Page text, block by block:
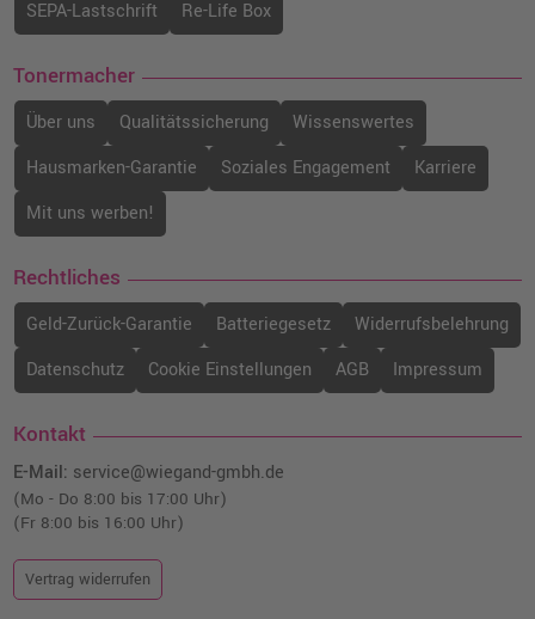
SEPA-Lastschrift
Re-Life Box
Tonermacher
Über uns Qualitätssicherung
Wissenswertes
Hausmarken-Garantie
Soziales Engagement
Karriere
Mit uns werben!
Rechtliches
Geld-Zurück-Garantie Batteriegesetz
Widerrufsbelehrung
Datenschutz
Cookie Einstellungen AGB Impressum
Kontakt
E-Mail: service@wiegand-gmbh.de
(Mo - Do 8:00 bis 17:00 Uhr)
(Fr 8:00 bis 16:00 Uhr)
Vertrag widerrufen